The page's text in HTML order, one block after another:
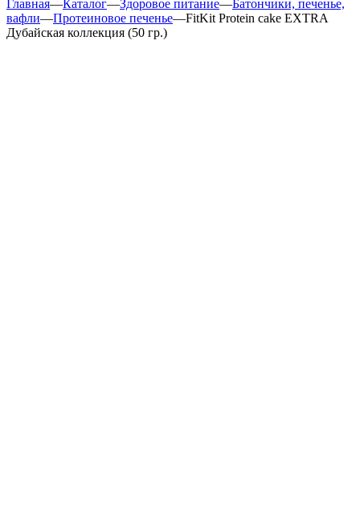
Главная—Каталог—Здоровое питание—Батончики, печенье,
вафли—Протеиновое печенье—FitKit Protein cake EXTRA
Дубайская коллекция (50 гр.)